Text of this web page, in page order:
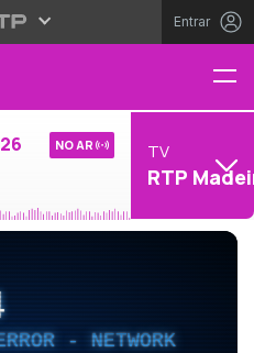
Entrar
NO AR TV
RTP
- NETWORK